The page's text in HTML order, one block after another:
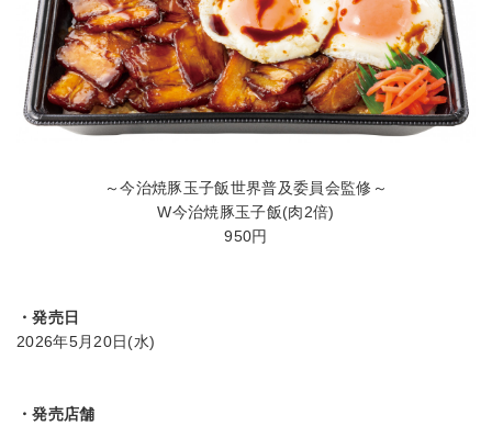
～今治焼豚玉子飯世界普及委員会監修～
W今治焼豚玉子飯(肉2倍)
950円
・発売日
2026年5月20日(水)
・発売店舗